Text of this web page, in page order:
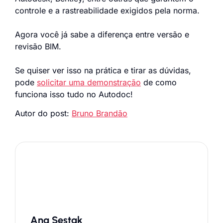
controle e a rastreabilidade exigidos pela norma.
Agora você já sabe a diferença entre versão e
revisão BIM.
Se quiser ver isso na prática e tirar as dúvidas,
pode solicitar uma demonstração de como
funciona isso tudo no Autodoc!
Autor do post: Bruno Brandão
Ana Sestak